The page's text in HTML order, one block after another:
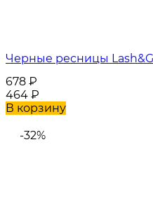
Черные ресницы
678 ₽
464 ₽
В корзину
-32%